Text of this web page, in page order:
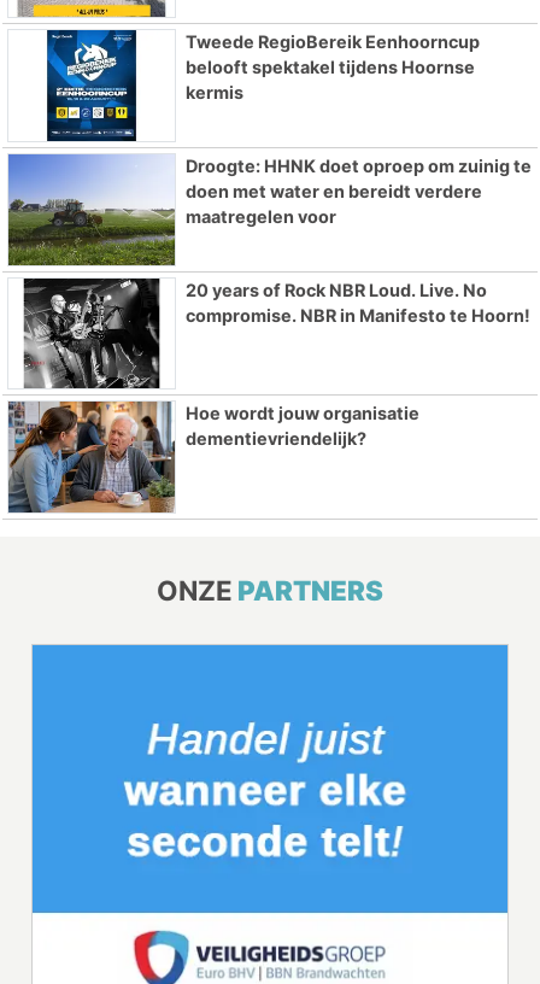
Tweede RegioBereik Eenhoorncup
belooft spektakel tijdens Hoornse
kermis
Droogte: HHNK doet oproep om zuinig te
doen met water en bereidt verdere
maatregelen voor
20 years of Rock NBR Loud. Live. No
compromise. NBR in Manifesto te Hoorn!
Hoe wordt jouw organisatie
dementievriendelijk?
ONZE PARTNERS